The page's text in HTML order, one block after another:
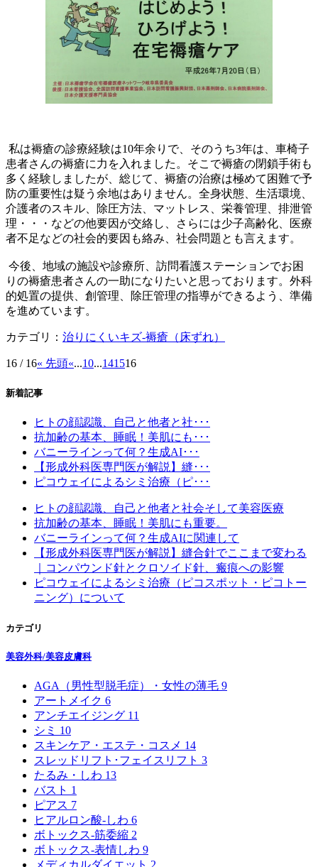
私は褥瘡の診療経験は10年余りで、そのうち3年は、車椅子
患者さんの褥瘡に力を入れました。そこで褥瘡の閉鎖手術も
多く経験しましたが、総じて、褥瘡の治療は極めて困難で予
防の重要性は疑う余地はありません。全身状態、生活環境、
介護者のスキル、除圧方法、マットレス、栄養管理、排泄管
理・・・などの他要因が交絡し、さらには少子高齢化、医療
者不足などの社会的要因も絡み、社会問題とも言えます。
今後、地域の施設や診療所、訪問看護ステーションでお困
りの褥瘡患者さんの一助になりたいと思っております。外科
的処置の提供、創管理、除圧管理の指導ができるよう、準備
を進めています。
カテゴリ： 治りにくいキズ-褥瘡（床ずれ）
16 / 16« 先頭«...10...141516
新着記事
ヒトの顔認識、自己と他者と社･･･
抗加齢の基本、睡眠！美肌にも･･･
バニーラインって何？生成AI･･･
【形成外科医専門医が解説】縫･･･
ピコウェイによるシミ治療（ピ･･･
ヒトの顔認識、自己と他者と社会そして美容医療
抗加齢の基本、睡眠！美肌にも重要。
バニーラインって何？生成AIに関連して
【形成外科医専門医が解説】縫合針でここまで変わる
｜コンパウンド針とクロソイド針、瘢痕への影響
ピコウェイによるシミ治療（ピコスポット・ピコトー
ニング）について
カテゴリ
美容外科/美容皮膚科
AGA（男性型脱毛症）・女性の薄毛 9
アートメイク 6
アンチエイジング 11
シミ 10
スキンケア・エステ・コスメ 14
スレッドリフト･フェイスリフト 3
たるみ・しわ 13
バスト 1
ピアス 7
ヒアルロン酸-しわ 6
ボトックス‐筋委縮 2
ボトックス‐表情しわ 9
メディカルダイエット 2